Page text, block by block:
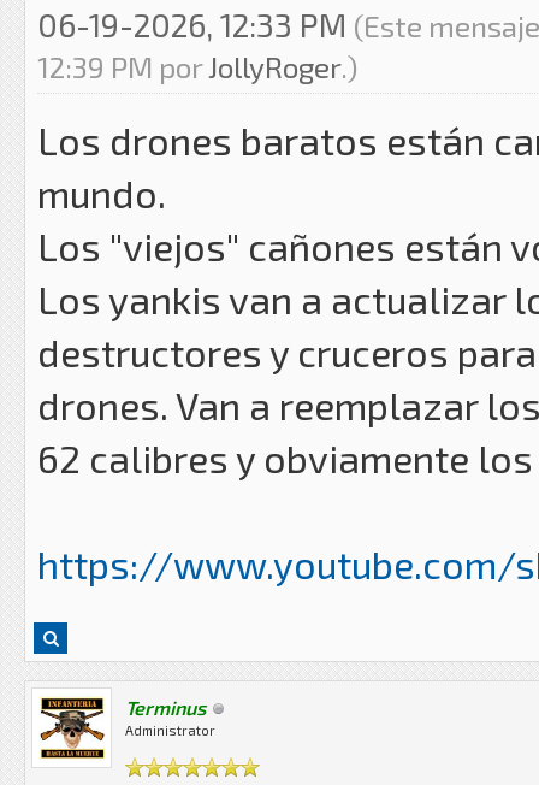
06-19-2026, 12:33 PM (Este
12:39 PM porJollyRoger.)
Los drones baratos están
mundo.
Los "viejos" cañones están
Los yankis van a actualizar
destructores y cruceros
drones. Van a reemplazar
62 calibres y obviamente
https://www.youtube.com/
Terminus
Administrator